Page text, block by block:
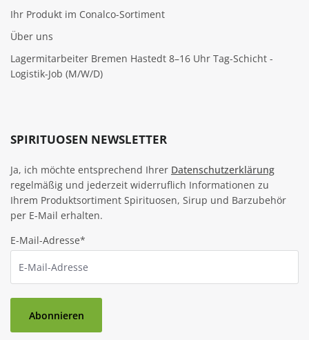
Ihr Produkt im Conalco-Sortiment
Über uns
Lagermitarbeiter Bremen Hastedt 8–16 Uhr Tag-Schicht -
Logistik-Job (M/W/D)
SPIRITUOSEN NEWSLETTER
Ja, ich möchte entsprechend Ihrer Datenschutzerklärung
regelmäßig und jederzeit widerruflich Informationen zu
Ihrem Produktsortiment Spirituosen, Sirup und Barzubehör
per E-Mail erhalten.
E-Mail-Adresse*
Abonnieren